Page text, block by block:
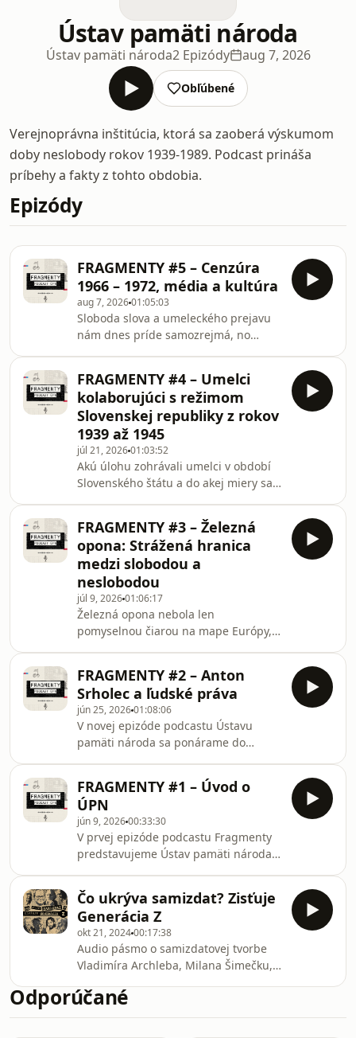
Ústav pamäti národa
Ústav pamäti národa2 Epizódy aug 7, 2026
Obľúbené
Verejnoprávna inštitúcia, ktorá sa zaoberá výskumom
doby neslobody rokov 1939-1989. Podcast prináša
príbehy a fakty z tohto obdobia.
Epizódy
FRAGMENTY #5 – Cenzúra
1966 – 1972, média a kultúra
aug 7, 202601:05:03
Sloboda slova a umeleckého prejavu
nám dnes príde samozrejmá, no
dramatického obdobia druhej
polovice 60. rokov a následnej éry
normalizácie. Spoločne s našimi
hosťami preskúmame, ako
komunistický režim ovládal kultúrny
priestor a čo sa stalo, keď sa umelci
pokúsili zo zovretia cenzúry
vyprostiť.Podcastom sprevádza Michal
Keim, ve
FRAGMENTY #4 – Umelci
kolaborujúci s režimom
Slovenskej republiky z rokov
1939 až 1945
júl 21, 202601:03:52
Akú úlohu zohrávali umelci v období
Slovenského štátu a do akej miery sa
propagandy? V novej epizóde
podcastu Fragmenty sa pozrieme na
komplikovaný vzťah medzi kultúrou a
mocou počas druhej svetovej vojny. S
našimi hosťami rozoberieme, ako
režim využíval literatúru, školstvo či
médiá na formovanie verejnej mienky
a aké miesto v tomto systéme mali
spisovatelia, básnici a
FRAGMENTY #3 – Železná
opona: Strážená hranica
medzi slobodou a
neslobodou
júl 9, 202601:06:17
Železná opona nebola len
pomyselnou čiarou na mape Európy,
kontinent na slobodný a na
komunistický svet. V novej epizóde
podcastu Fragmenty sa pozrieme na
podobu tejto hranice v
Československu – na jej technické
zabezpečenie, fungovanie
Pohraničnej stráže aj propagandu,
ktorá z utečencov robila nepriateľov
štátu. S naším hosťom rozobe
FRAGMENTY #2 – Anton
Srholec a ľudské práva
jún 25, 202601:08:06
V novej epizóde podcastu Ústavu
pamäti národa sa ponárame do
životného príbehu Antona Srholca –
muža, ktorého identita siahala od
saleziánskeho kňaza a spisovateľa až
po robotníka a politického väzňa.
Spoločne s historikom Patrikom
Dubovským a Srholcovým blízkym
priateľom, kňazom Júliusom
Mariánom Prachárom, odkrývame
vrstvy života osobnosti, ktorá sa stala
symbolom sved
FRAGMENTY #1 – Úvod o
ÚPN
jún 9, 202600:33:30
V prvej epizóde podcastu Fragmenty
predstavujeme Ústav pamäti národa a
epizódy je Jerguš Sivoš, predseda
Správnej rady ÚPN, ktorý hovorí o
vzniku inštitúcie, jej úlohách a o tom,
ako ÚPN pracuje s historickými
prameňmi.Podcastom sprevádza
Michal Keim, vedúci oddelenia
výskumu a vzdelávania Ústavu pamäti
národa.Ústav pamäti národa
prichádza s novým historickým
Čo ukrýva samizdat? Zisťuje
Generácia Z
okt 21, 202400:17:38
Audio pásmo o samizdatovej tvorbe
Vladimíra Archleba, Milana Šimečku,
Marcela Strýka, Františka Mikloška,
Jána Silana a IvanaKadlečíka.Zostavila:
Odporúčané